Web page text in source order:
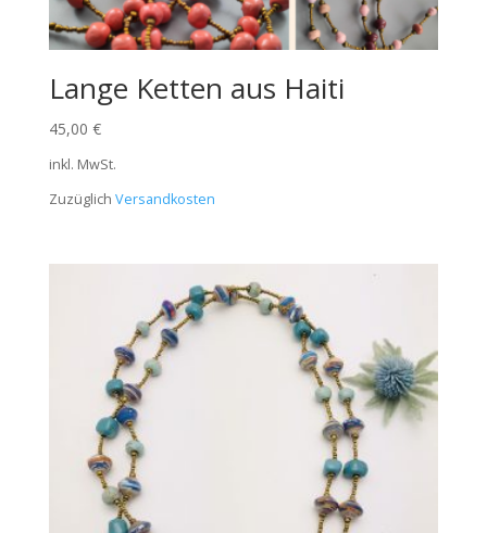
Lange Ketten aus Haiti
45,00 €
inkl. MwSt.
Zuzüglich Versandkosten